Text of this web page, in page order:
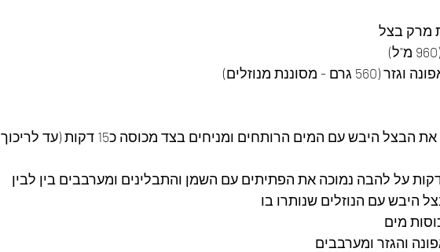
- מסוננת מנוזלים)
מניחים בקערה קטנה את הבצל היבש עם המים הרותחים ומניחים בצד מכוסה כ15 דקות (עד לריכוך
על להבה נמוכה את הפתיתים עם השמן והתבלינים ומערבבים בין לבין
היבש עם הנוזלים שנותרו בו
והגזר ומערבבים